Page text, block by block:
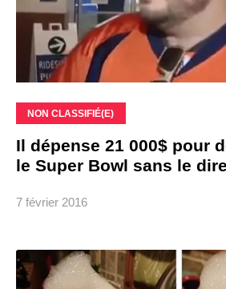
NON CLASSIFIÉ(E)
Il dépense 21 000$ pour
le Super Bowl sans le
7 février 2016